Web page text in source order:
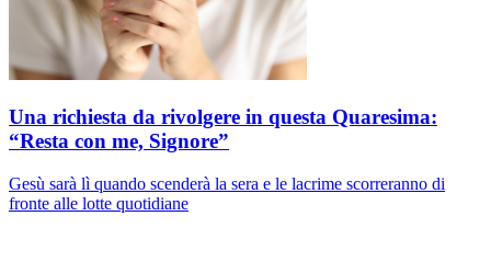
Una richiesta da rivolgere in questa Quaresima:
“Resta con me, Signore”
Gesù sarà lì quando scenderà la sera e le lacrime scorreranno di
fronte alle lotte quotidiane